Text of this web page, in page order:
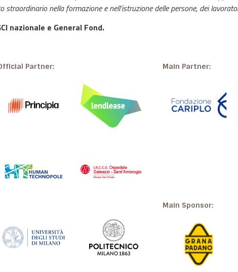
nella formazione e nell’istruzione delle persone, dei
nazionale e General Fond.
Partner: Main Partner:
Main Sponsor: